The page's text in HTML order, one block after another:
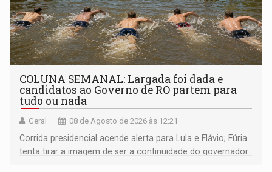
COLUNA SEMANAL: Largada foi dada e
candidatos ao Governo de RO partem para
tudo ou nada
Geral 08 de Agosto de 2026 às 12:21
Corrida presidencial acende alerta para Lula e Flávio; Fúria
tenta tirar a imagem de ser a continuidade do governador